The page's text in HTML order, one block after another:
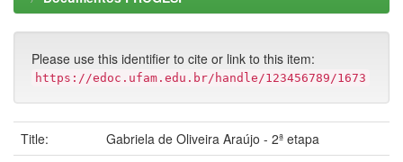
Please use this identifier to cite or link to this item:
https://edoc.ufam.edu.br/handle/123456789/1673
Title:
Gabriela de Oliveira Araújo - 2ª etapa